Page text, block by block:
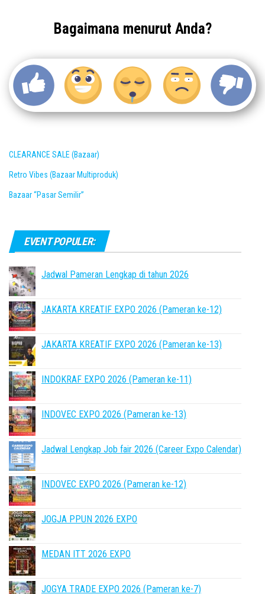
Bagaimana menurut Anda?
CLEARANCE SALE (Bazaar)
Retro Vibes (Bazaar Multiproduk)
Bazaar “Pasar Semilir”
EVENT POPULER:
Jadwal Pameran Lengkap di tahun 2026
JAKARTA KREATIF EXPO 2026 (Pameran ke-12)
JAKARTA KREATIF EXPO 2026 (Pameran ke-13)
INDOKRAF EXPO 2026 (Pameran ke-11)
INDOVEC EXPO 2026 (Pameran ke-13)
Jadwal Lengkap Job fair 2026 (Career Expo Calendar)
INDOVEC EXPO 2026 (Pameran ke-12)
JOGJA PPUN 2026 EXPO
MEDAN ITT 2026 EXPO
JOGYA TRADE EXPO 2026 (Pameran ke-7)